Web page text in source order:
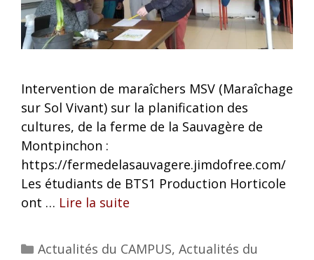
Intervention de maraîchers MSV (Maraîchage
sur Sol Vivant) sur la planification des
cultures, de la ferme de la Sauvagère de
Montpinchon :
https://fermedelasauvagere.jimdofree.com/
Les étudiants de BTS1 Production Horticole
ont … Lire la suite
Actualités du CAMPUS, Actualités du